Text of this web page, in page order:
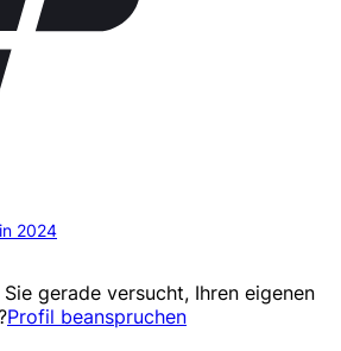
2024
gerade versucht, Ihren eigenen
Profil beanspruchen